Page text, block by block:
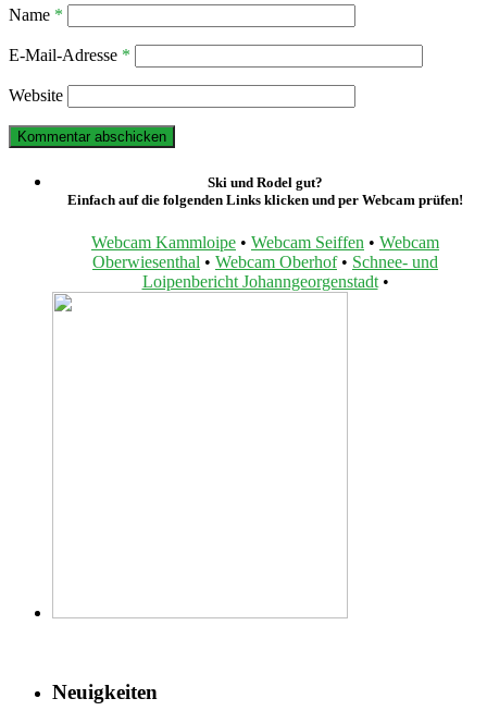
Name *
E-Mail-Adresse *
Website
Ski und Rodel gut?
Einfach auf die folgenden Links klicken und per Webcam prüfen!
Webcam Kammloipe • Webcam Seiffen • Webcam
Oberwiesenthal • Webcam Oberhof• Schnee- und
Loipenbericht Johanngeorgenstadt•
Neuigkeiten